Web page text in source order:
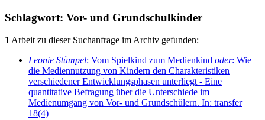
Schlagwort: Vor- und Grundschulkinder
1Arbeit zu dieser Suchanfrage im Archiv gefunden:
Leonie Stümpel: Vom Spielkind zum Medienkind oder: Wie
die Mediennutzung von Kindern den Charakteristiken
verschiedener Entwicklungsphasen unterliegt - Eine
quantitative Befragung über die Unterschiede im
Medienumgang von Vor- und Grundschülern. In: transfer
18(4)